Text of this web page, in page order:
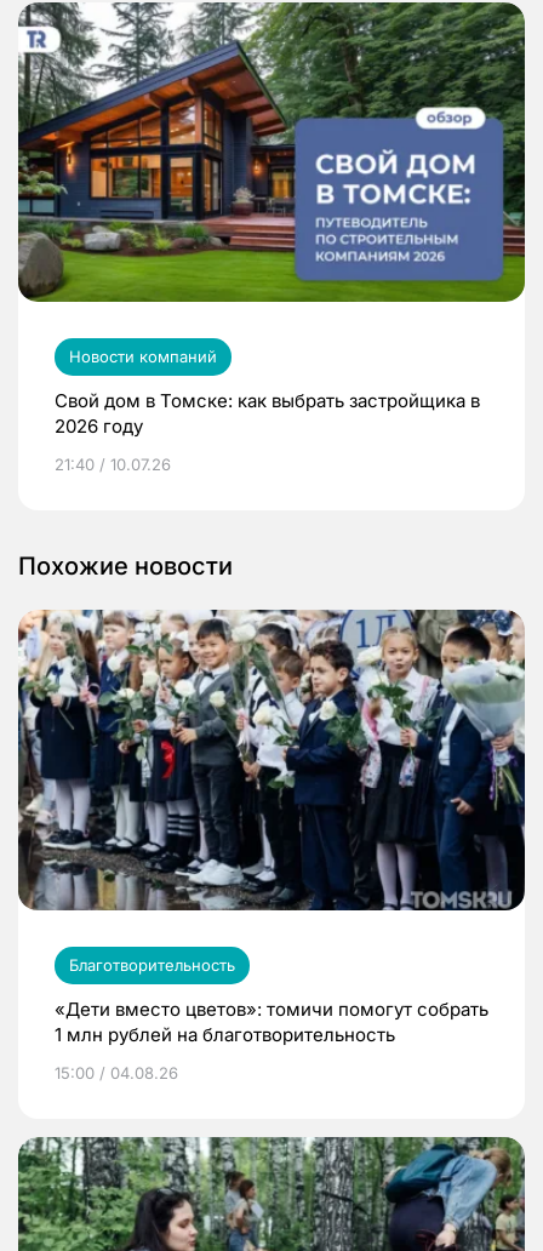
Новости компаний
Свой дом в Томске: как выбрать застройщика в
2026 году
21:40 / 10.07.26
Похожие новости
Благотворительность
«Дети вместо цветов»: томичи помогут собрать
1 млн рублей на благотворительность
15:00 / 04.08.26